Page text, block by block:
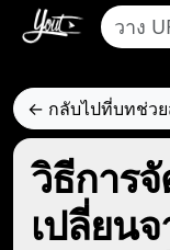
← กลับไปที่บทช่ว
วิธีการ
เปลี่ยน